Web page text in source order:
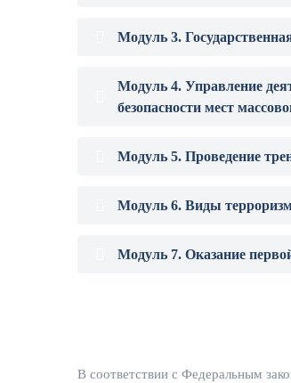
Модуль 3.
Модуль 4. Управление
безопасности мест
Модуль 5. Проведение
Модуль 6. Виды
Модуль 7. Оказание
В соответствии с Федеральным